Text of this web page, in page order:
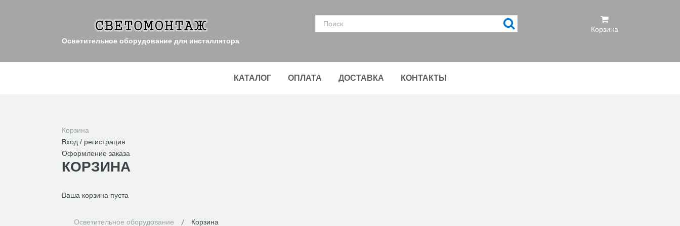
Осветительное оборудование для инсталлятора
Корзина
КАТАЛОГ ОПЛАТА ДОСТАВКА КОНТАКТЫ
Корзина
Вход / регистрация
Оформление заказа
КОРЗИНА
Ваша корзина пуста
Осветительное оборудование Корзина